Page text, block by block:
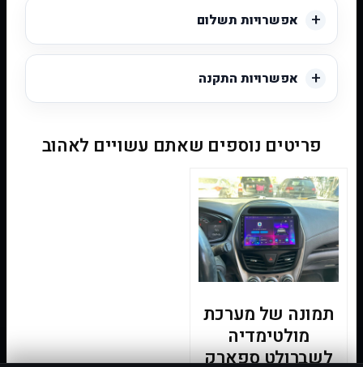
אפשרויות תשלום
אפשרויות התקנה
פריטים נוספים שאתם עשויים לאהוב
תמונה של מערכת
מולטימדיה
לשברולט ספארק